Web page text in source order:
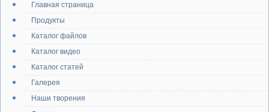
Главная страница
Продукты
Каталог файлов
Каталог видео
Каталог статей
Галерея
Наши творения